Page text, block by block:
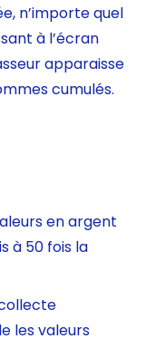
n’importe quel
à l’écran
apparaisse
cumulés.
en argent
à 50 fois la
les valeurs